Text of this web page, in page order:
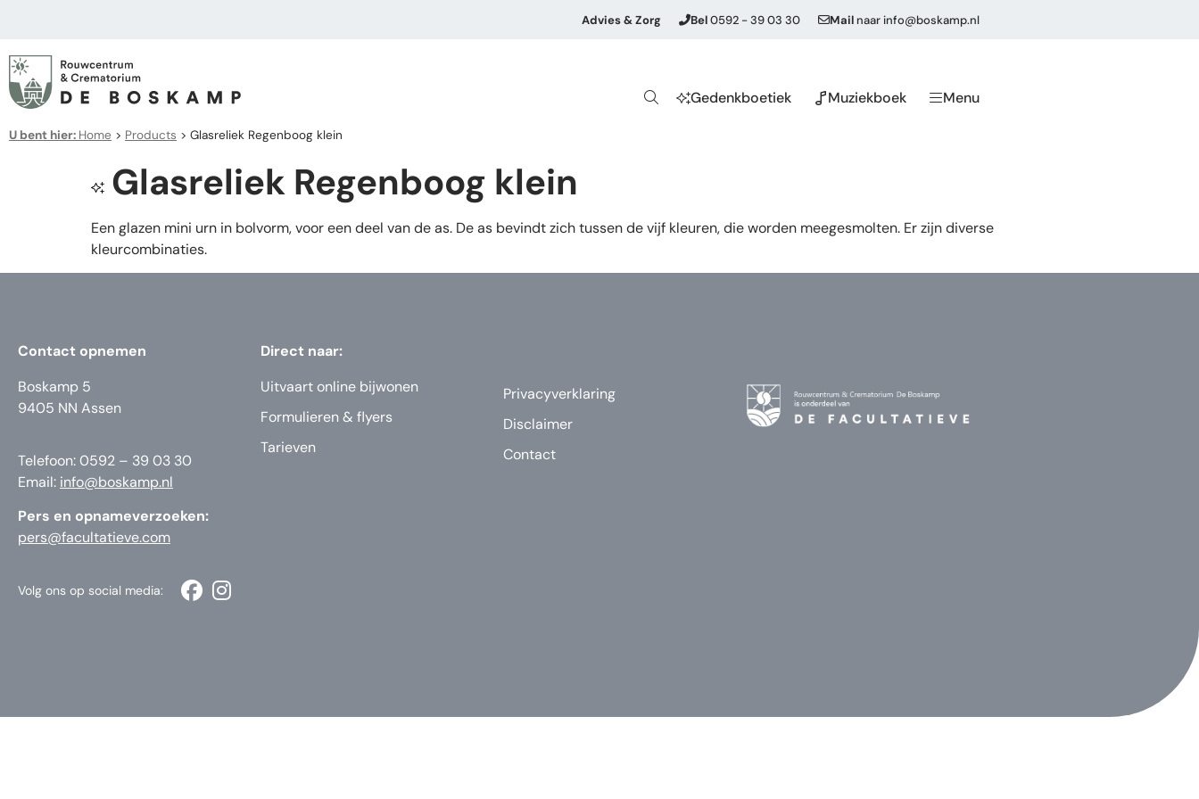
Advies & Zorg Bel0592 - 39 03 30 Mail naarinfo@boskamp.nl
Gedenkboetiek Muziekboek Menu
U bent hier: Home > Products > Glasreliek Regenboog klein
Glasreliek Regenboog klein
Een glazen mini urn in bolvorm, voor een deel van de as. De as bevindt zich tussen de vijf kleuren, die worden meegesmolten. Er zijn diverse
kleurcombinaties.
Contact opnemen
Boskamp 5
9405 NN Assen
Telefoon: 0592 – 39 03 30
Email: info@boskamp.nl
Pers en opnameverzoeken:
pers@facultatieve.com
Direct naar:
Uitvaart online bijwonen
Formulieren & flyers
Tarieven
Privacyverklaring
Disclaimer
Contact
Volg ons op social media: